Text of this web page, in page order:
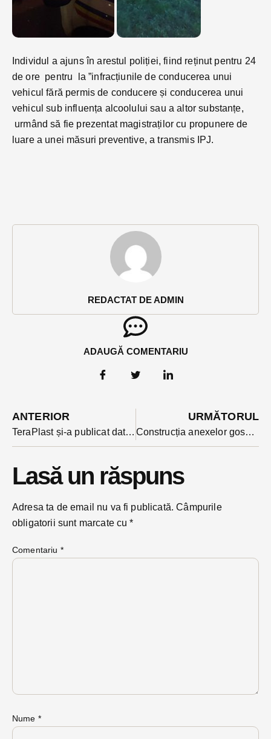
REDACTAT DE ADMIN
ADAUGĂ COMENTARIU
Individul a ajuns în arestul poliției, fiind reținut pentru 24
de ore pentru la ”infracțiunile de conducerea unui
vehicul fără permis de conducere și conducerea unui
vehicul sub influența alcoolului sau a altor substanțe,
urmând să fie prezentat magistraților cu propunere de
luare a unei măsuri preventive, a transmis IPJ.
ANTERIOR
TeraPlast și-a publicat datele financiare pe trimestrul 1: cifra de afaceri creștere de 58%, profitul mai mic, dar considerat bun în actualul context economic
URMĂTORUL
Construcția anexelor gospodărești pentru exploatațiile agricole nu mai are nevoie de avize de la DSP și Protecția Mediului. Prevederea a fost votată azi de deputați
Lasă un răspuns
Adresa ta de email nu va fi publicată. Câmpurile
obligatorii sunt marcate cu*
Comentariu *
Nume *